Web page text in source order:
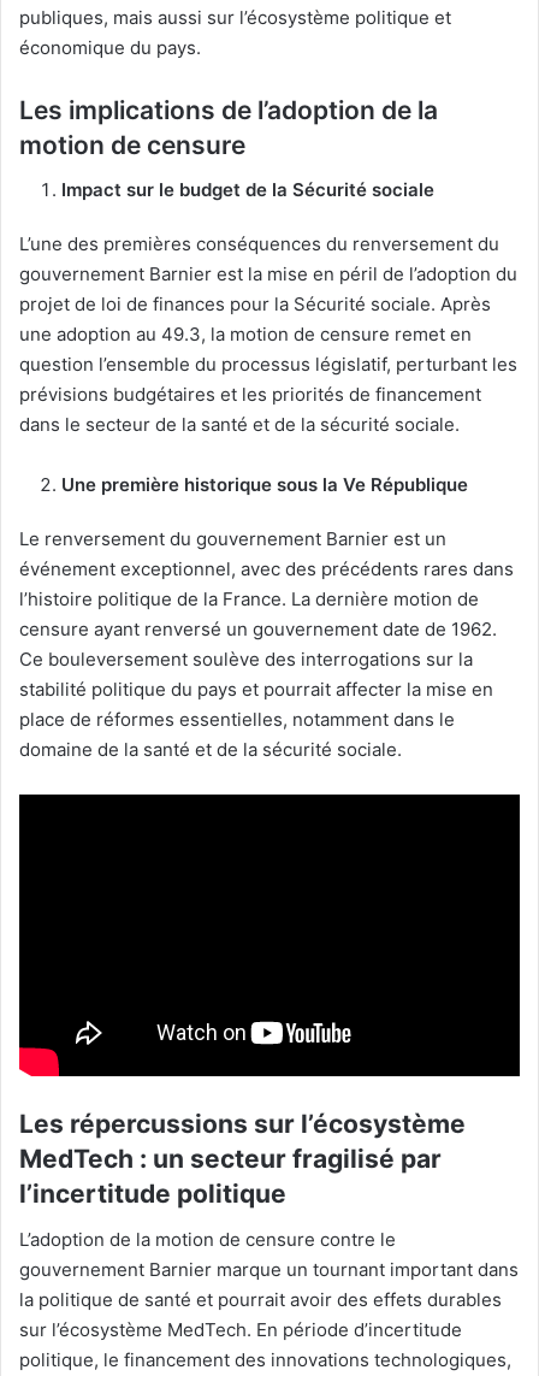
publiques, mais aussi sur l’écosystème politique et
économique du pays.
Les implications de l’adoption de la
motion de censure
Impact sur le budget de la Sécurité sociale
L’une des premières conséquences du renversement du
gouvernement Barnier est la mise en péril de l’adoption du
projet de loi de finances pour la Sécurité sociale. Après
une adoption au 49.3, la motion de censure remet en
question l’ensemble du processus législatif, perturbant les
prévisions budgétaires et les priorités de financement
dans le secteur de la santé et de la sécurité sociale.
Une première historique sous la Ve République
Le renversement du gouvernement Barnier est un
événement exceptionnel, avec des précédents rares dans
l’histoire politique de la France. La dernière motion de
censure ayant renversé un gouvernement date de 1962.
Ce bouleversement soulève des interrogations sur la
stabilité politique du pays et pourrait affecter la mise en
place de réformes essentielles, notamment dans le
domaine de la santé et de la sécurité sociale.
Les répercussions sur l’écosystème
MedTech : un secteur fragilisé par
l’incertitude politique
L’adoption de la motion de censure contre le
gouvernement Barnier marque un tournant important dans
la politique de santé et pourrait avoir des effets durables
sur l’écosystème MedTech. En période d’incertitude
politique, le financement des innovations technologiques,